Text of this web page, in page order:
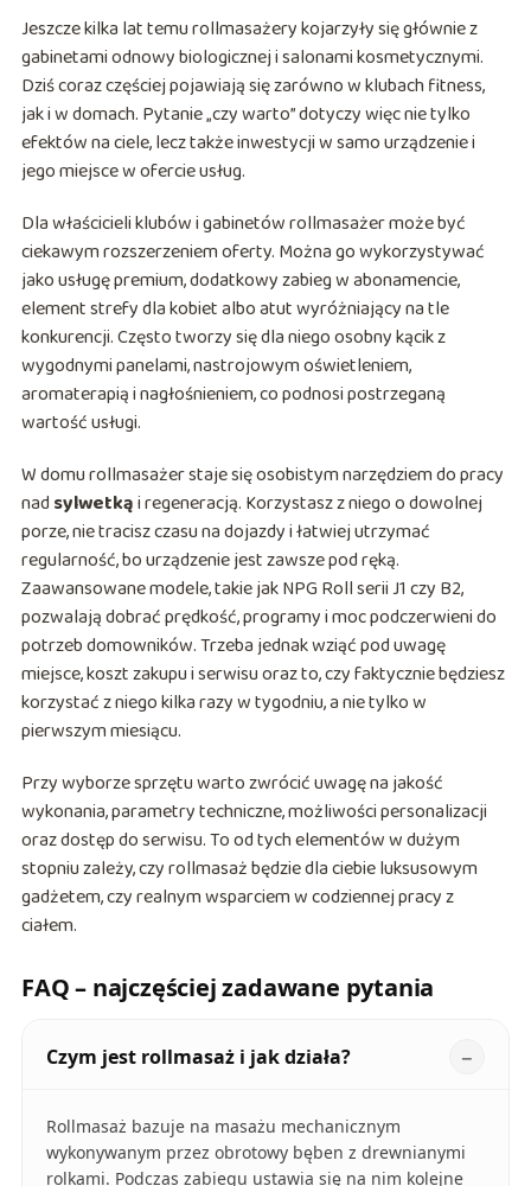
Jeszcze kilka lat temu rollmasażery kojarzyły się głównie z
gabinetami odnowy biologicznej i salonami kosmetycznymi.
Dziś coraz częściej pojawiają się zarówno w klubach fitness,
jak i w domach. Pytanie „czy warto” dotyczy więc nie tylko
efektów na ciele, lecz także inwestycji w samo urządzenie i
jego miejsce w ofercie usług.
Dla właścicieli klubów i gabinetów rollmasażer może być
ciekawym rozszerzeniem oferty. Można go wykorzystywać
jako usługę premium, dodatkowy zabieg w abonamencie,
element strefy dla kobiet albo atut wyróżniający na tle
konkurencji. Często tworzy się dla niego osobny kącik z
wygodnymi panelami, nastrojowym oświetleniem,
aromaterapią i nagłośnieniem, co podnosi postrzeganą
wartość usługi.
W domu rollmasażer staje się osobistym narzędziem do pracy
nad sylwetkąi regeneracją. Korzystasz z niego o dowolnej
porze, nie tracisz czasu na dojazdy i łatwiej utrzymać
regularność, bo urządzenie jest zawsze pod ręką.
Zaawansowane modele, takie jak NPG Roll serii J1 czy B2,
pozwalają dobrać prędkość, programy i moc podczerwieni do
potrzeb domowników. Trzeba jednak wziąć pod uwagę
miejsce, koszt zakupu i serwisu oraz to, czy faktycznie będziesz
korzystać z niego kilka razy w tygodniu, a nie tylko w
pierwszym miesiącu.
Przy wyborze sprzętu warto zwrócić uwagę na jakość
wykonania, parametry techniczne, możliwości personalizacji
oraz dostęp do serwisu. To od tych elementów w dużym
stopniu zależy, czy rollmasaż będzie dla ciebie luksusowym
gadżetem, czy realnym wsparciem w codziennej pracy z
ciałem.
FAQ – najczęściej zadawane pytania
Czym jest rollmasaż i jak działa?
Rollmasaż bazuje na masażu mechanicznym
wykonywanym przez obrotowy bęben z drewnianymi
rolkami. Podczas zabiegu ustawia się na nim kolejne